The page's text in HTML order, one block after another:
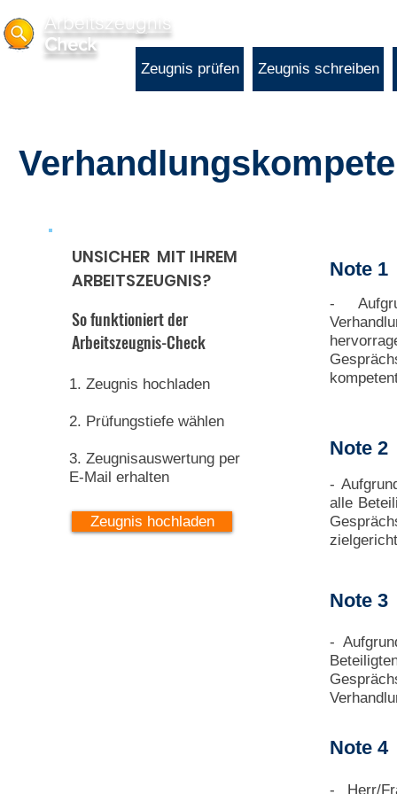
Arbeitszeugnis
Check
Zeugnis prüfen Zeugnis schreiben
UNSICHER MIT IHREM
ARBEITSZEUGNIS?
So funktioniert der
Arbeitszeugnis-Check
1. Zeugnis hochladen
2. Prüfungstiefe wählen
3. Zeugnisauswertung per
E-Mail erhalten
Zeugnis hochladen
Note 1
-
Note 2
-
alle
Note 3
-
Note 4
- Herr/